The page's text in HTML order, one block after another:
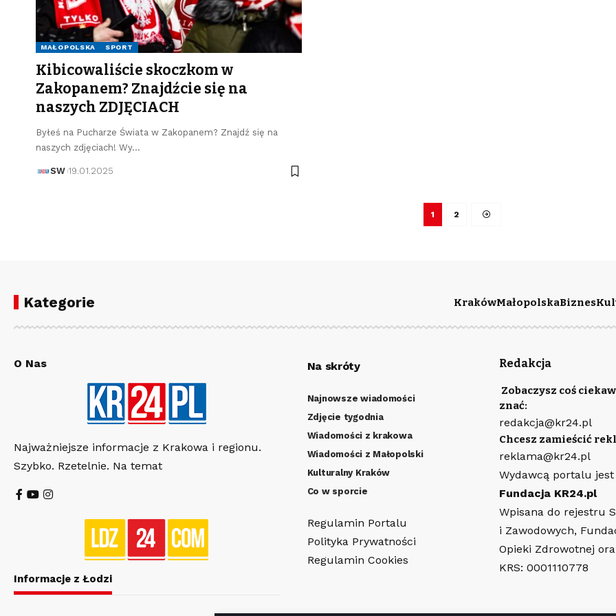
MAŁOPOLSKA SPORT
Kibicowaliście skoczkom w
Zakopanem? Znajdźcie się na
naszych ZDJĘCIACH
Byłeś na Pucharze Świata w Zakopanem? Znajdź się na
naszych zdjęciach! Wy…
SW 19.01.2025
1 2
Kategorie KrakówMałopolskaBiznes
O Nas
Najważniejsze informacje z Krakowa i regionu.
Szybko. Rzetelnie. Na temat
Informacje z Łodzi
Na skróty
Najnowsze wiadomości
Zdjęcie tygodnia
Wiadomości z krakowa
Wiadomości z Małopolski
Kulturalny Kraków
Co w sporcie
Regulamin Portalu
Polityka Prywatności
Regulamin Cookies
Redakcja
Zobaczysz coś
znać:
redakcja@kr24.pl
Chcesz zamieścić
reklama@kr24.pl
Wydawcą portalu jest
Fundacja KR24.pl
Wpisana do rejestru
i Zawodowych,
Opieki Zdrowotnej
KRS: 0001110778